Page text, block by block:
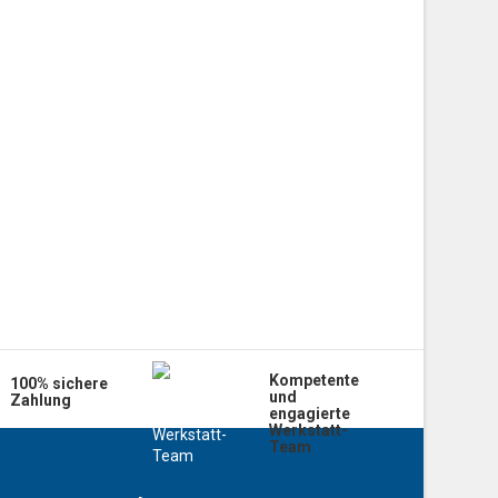
100% sichere
Zahlung
Kompetente
und
engagierte
Werkstatt-
Team